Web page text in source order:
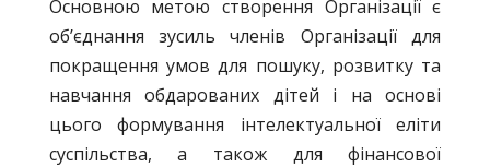
Основною метою створення Організації є
об’єднання зусиль членів Організації для
покращення умов для пошуку, розвитку та
навчання обдарованих дітей і на основі
цього формування інтелектуальної еліти
суспільства, а також для фінансової